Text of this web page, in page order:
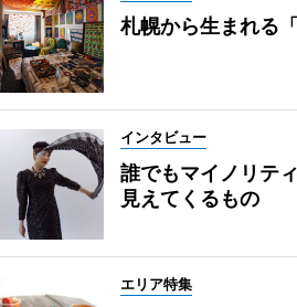
札幌から生まれる
インタビュー
誰でもマイノリテ
見えてくるもの
エリア特集